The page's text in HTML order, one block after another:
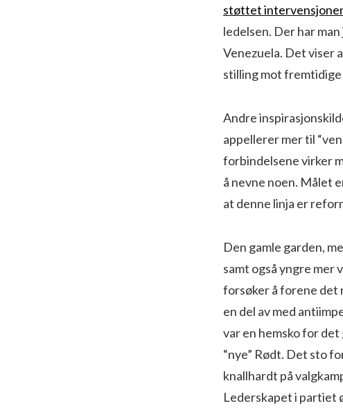
støttet
ledelsen. Der har
Venezuela. Det viser
stilling mot
Andre
appellerer mer til
forbindelsene virker
å nevne noen. Målet
at denne linja er
Den gamle garden,
samt også yngre
forsøker å forene
en del av med
var en hemsko for det
“nye” Rødt. Det sto
knallhardt på
Lederskapet i partiet